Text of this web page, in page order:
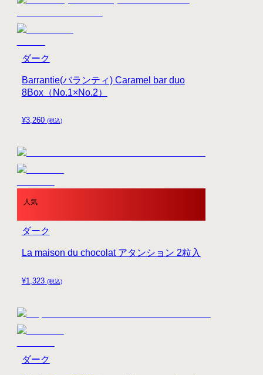
¥3,260 (税込)
Barrantie(バランティ) Caramel bar duo
8Box（No.1×No.2）
ダーク
人気
¥1,323 (税込)
La maison du chocolat アタンション 2粒入
ダーク
ダーク